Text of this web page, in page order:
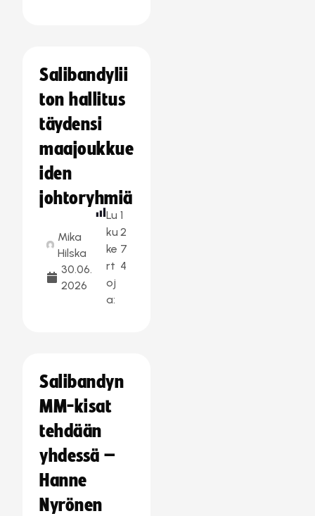
Salibandylii
ton hallitus
täydensi
maajoukkue
iden
johtoryhmiä
Mika
Hilska
30.06.
2026
Lu
ku
ke
rt
oj
a:
1
2
7
4
Salibandyn
MM-kisat
tehdään
yhdessä –
Hanne
Nyrönen